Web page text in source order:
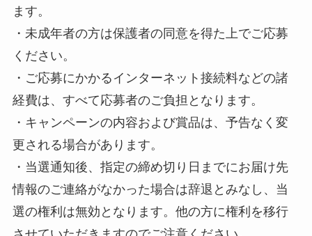
ます。
・未成年者の方は保護者の同意を得た上でご応募
ください。
・ご応募にかかるインターネット接続料などの諸
経費は、すべて応募者のご負担となります。
・キャンペーンの内容および賞品は、予告なく変
更される場合があります。
・当選通知後、指定の締め切り日までにお届け先
情報のご連絡がなかった場合は辞退とみなし、当
選の権利は無効となります。他の方に権利を移行